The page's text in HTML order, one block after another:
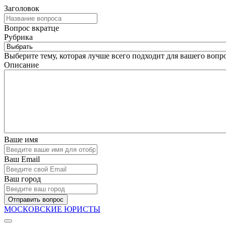
Заголовок
Вопрос вкратце
Рубрика
Выберите тему, которая лучше всего подходит для вашего
Описание
Ваше имя
Ваш Email
Ваш город
Отправить вопрос
МОСКОВСКИЕ ЮРИСТЫ